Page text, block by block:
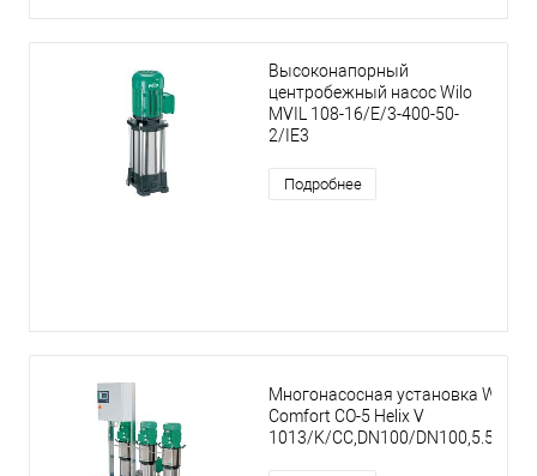
Высоконапорный
центробежный насос Wilo
MVIL 108-16/E/3-400-50-
2/IE3
Подробнее
Многонасосная установка Wilo
Comfort CO-5 Helix V
1013/K/CC,DN100/DN100,5.5kW